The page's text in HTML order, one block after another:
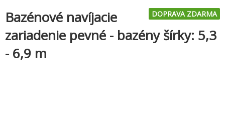
DOPRAVA ZDARMA
Bazénové navíjacie
zariadenie pevné - bazény šírky: 5,3
- 6,9 m